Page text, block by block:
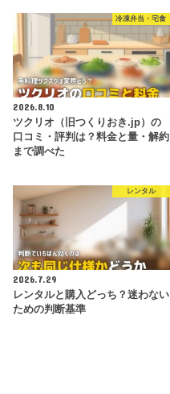
冷凍弁当・宅食
2026.8.10
ツクリオ（旧つくりおき.jp）の
口コミ・評判は？料金と量・解約
まで調べた
レンタル
2026.7.29
レンタルと購入どっち？迷わない
ための判断基準